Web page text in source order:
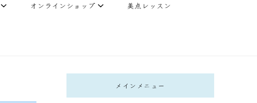
オンラインショップ 美点レッスン
メインメニュー